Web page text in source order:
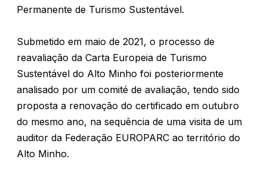
Permanente de Turismo Sustentável.
Submetido em maio de 2021, o processo de
reavaliação da Carta Europeia de Turismo
Sustentável do Alto Minho foi posteriormente
analisado por um comité de avaliação, tendo sido
proposta a renovação do certificado em outubro
do mesmo ano, na sequência de uma visita de um
auditor da Federação EUROPARC ao território do
Alto Minho.